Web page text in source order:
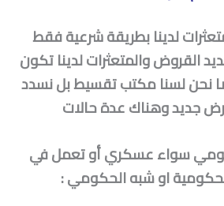
لدينا بطريقة شرعية فقط
القروض والمتعثرات لدينا تكون
نحن لسنا مكتب تقسيط بل نسدد
جديد وهناك عدة حالات
سواء عسكري أو تعمل في
او شبه الحكومي :